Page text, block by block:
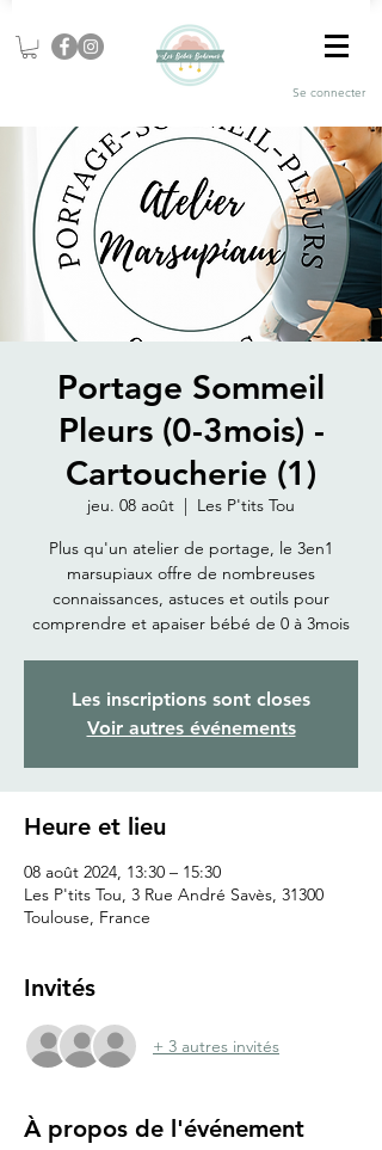
Se connecter
Portage Sommeil
Pleurs (0-3mois) -
Cartoucherie (1)
jeu. 08 août
  |
Les P'tits Tou
Plus qu'un atelier de portage, le 3en1
marsupiaux offre de nombreuses
connaissances, astuces et outils pour
comprendre et apaiser bébé de 0 à 3mois
Les inscriptions sont closes
Voir autres événements
Heure et lieu
08 août 2024, 13:30 – 15:30
Les P'tits Tou, 3 Rue André Savès, 31300
Toulouse, France
Invités
+ 3 autres invités
À propos de l'événement